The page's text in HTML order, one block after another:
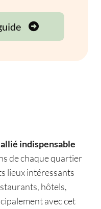
indispensable
de chaque quartier
lieux intéressants
hôtels,
avec cet